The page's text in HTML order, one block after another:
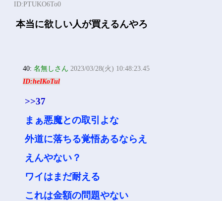
ID:PTUKO6To0
本当に欲しい人が買えるんやろ
40:名無しさん 2023/03/28(火) 10:48:23.45
ID:heIKoTul
>>37
まぁ悪魔との取引よな
外道に落ちる覚悟あるならえ
えんやない？
ワイはまだ耐える
これは金額の問題やない